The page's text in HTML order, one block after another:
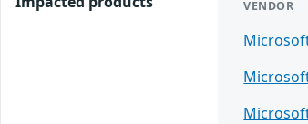
VENDOR